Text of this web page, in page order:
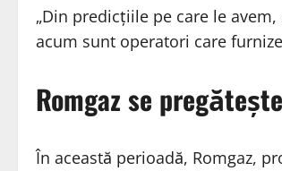
„Din predicțiile pe care le
acum sunt operatori care
Romgaz se
În această perioadă, Romgaz,